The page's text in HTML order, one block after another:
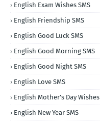
English Exam Wishes SMS
English Friendship SMS
English Good Luck SMS
English Good Morning SMS
English Good Night SMS
English Love SMS
English Mother's Day Wishes
English New Year SMS